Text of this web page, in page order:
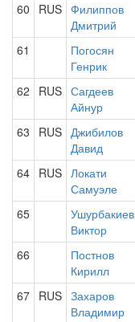
60 RUS Филиппов
Дмитрий
61
Погосян
Генрик
62 RUS Сагдеев
Айнур
63 RUS Джибилов
Давид
64 RUS Локати
Самуэле
65
Ушурбакиев
Виктор
66
Постнов
Кирилл
67 RUS Захаров
Владимир